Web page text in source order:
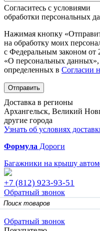
Согласитесь с условиями
обработки персональных
Нажимая кнопку
на обработку моих
с Федеральным законом
«О персональных данных»,
определенных в Согласии
Отправить
Доставка в регионы
Архангельск, Великий
другие города
Узнать об условиях
Формула Дороги
Багажники на крышу
+7 (812) 923-93-51
Обратный звонок
Обратный звонок